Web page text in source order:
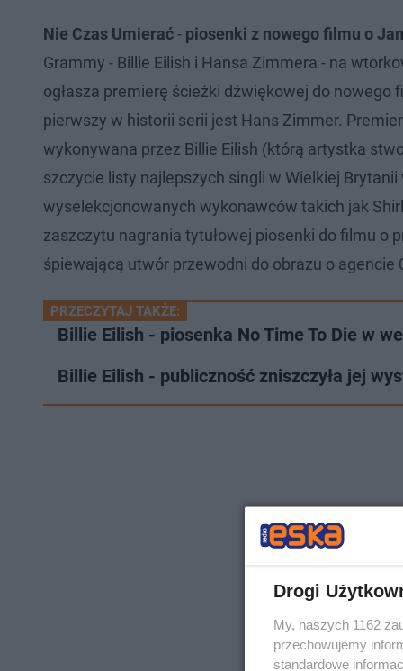
Nie Czas Umierać- piosenki z nowego filmu o
Grammy - Billie Eilish i Hansa Zimmera - na
ogłasza premierę ścieżki dźwiękowej do
pierwszy w historii serii jest Hans Zimmer.
wykonywana przez Billie Eilish (którą artystka
szczycie listy najlepszych singli w Wielkiej
wyselekcjonowanych wykonawców takich jak
zaszczytu nagrania tytułowej piosenki do filmu o
śpiewającą utwór przewodni do obrazu o
PRZECZYTAJ TAKŻE:
Billie Eilish - piosenka No Time To Die w
Billie Eilish - publiczność zniszczyła jej
Drogi
My, naszych 1162
przechowujemy
standardowe